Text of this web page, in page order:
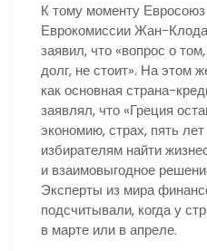
К тому моменту
Еврокомиссии Жан-
заявил, что «вопрос о
долг, не стоит». На этом
как основная страна-
заявлял, что «Греция
экономию, страх, пять
избирателям найти
и взаимовыгодное
Эксперты из мира
подсчитывали, когда у
в марте или в апреле.